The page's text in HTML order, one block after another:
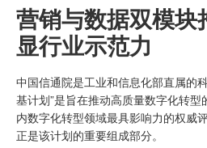
营销与数据双模块
显行业示范力
中国信通院是工业和信息化部直属的
基计划”是旨在推动高质量数字化转
内数字化转型领域最具影响力的权威
正是该计划的重要组成部分。